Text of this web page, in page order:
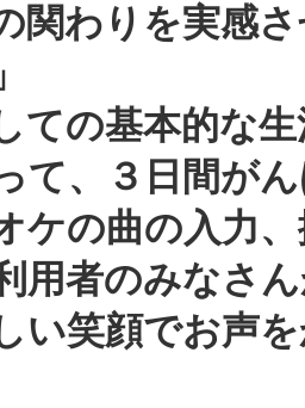
関わりを実感
ての基本的な
て、３日間が
ケの曲の入力
用者のみなさ
い笑顔でお声